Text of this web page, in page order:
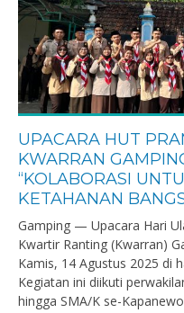
UPACARA HUT
KWARRAN
“KOLABORASI
KETAHANAN
Gamping — Upacara Hari
Kwartir Ranting (Kwarran)
Kamis, 14 Agustus 2025 di
Kegiatan ini diikuti
hingga SMA/K se-